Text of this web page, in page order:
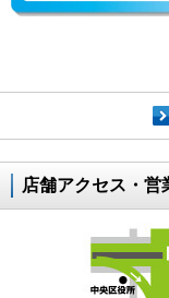
店舗アクセス・営